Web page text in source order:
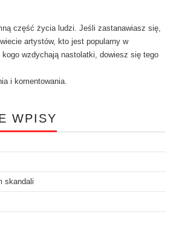
część życia ludzi. Jeśli zastanawiasz się,
artystów, kto jest popularny w
wzdychają nastolatki, dowiesz się tego
i komentowania.
WPISY
skandali